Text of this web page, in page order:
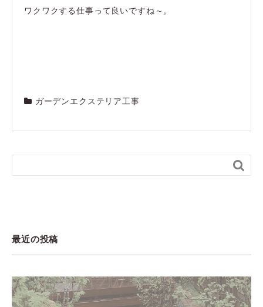
ワクワクする仕事って良いですね～。
ガーデンエクステリア工事

最近の投稿